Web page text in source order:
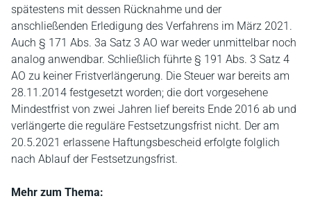
spätestens mit dessen Rücknahme und der
anschließenden Erledigung des Verfahrens im März 2021.
Auch § 171 Abs. 3a Satz 3 AO war weder unmittelbar noch
analog anwendbar. Schließlich führte § 191 Abs. 3 Satz 4
AO zu keiner Fristverlängerung. Die Steuer war bereits am
28.11.2014 festgesetzt worden; die dort vorgesehene
Mindestfrist von zwei Jahren lief bereits Ende 2016 ab und
verlängerte die reguläre Festsetzungsfrist nicht. Der am
20.5.2021 erlassene Haftungsbescheid erfolgte folglich
nach Ablauf der Festsetzungsfrist.
Mehr zum Thema: